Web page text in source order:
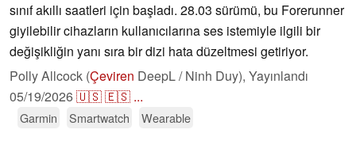
sınıf akıllı saatleri için başladı. 28.03 sürümü, bu Forerunner
giyilebilir cihazların kullanıcılarına ses istemiyle ilgili bir
değişikliğin yanı sıra bir dizi hata düzeltmesi getiriyor.
Polly Allcock (Çeviren DeepL / Ninh Duy), Yayınlandı
05/19/2026🇺🇸🇪🇸 ...
Garmin Smartwatch Wearable